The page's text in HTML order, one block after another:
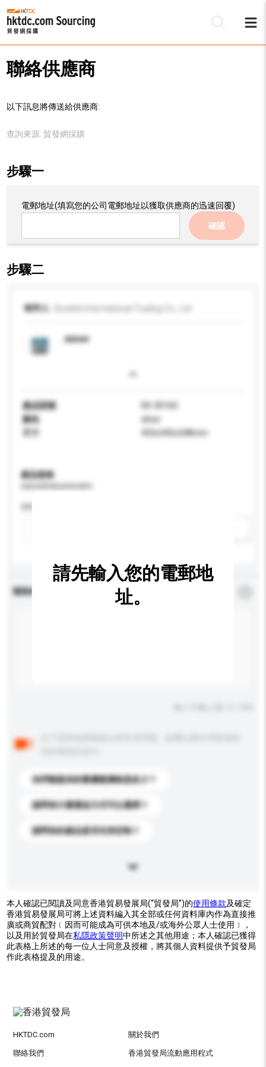
聯絡供應商
以下訊息將傳送給供應商:
查詢來源: 貿發網採購
步驟一
電郵地址(填寫您的公司電郵地址以獲取供應商的迅速回覆)
確認
步驟二
收件人
Juicer
產品型號
EK-3016S
顏色
silver
455x345x248mm
產品規格
查詢內容
你們能提供的最優惠價格是多少？
請問有什麼運送方式可以選擇？
請問你的產品是否支持定制？
請先輸入您的電郵地
址。
本人確認已閱讀及同意香港貿易發展局(“貿發局”)的使用條款及確定
香港貿易發展局可將上述資料編入其全部或任何資料庫內作為直接推
廣或商貿配對﹝因而可能成為可供本地及/或海外公眾人士使用﹞，
以及用於貿發局在私隱政策聲明中所述之其他用途；本人確認已獲得
此表格上所述的每一位人士同意及授權，將其個人資料提供予貿發局
作此表格提及的用途。
HKTDC.com 關於我們
聯絡我們 香港貿發局流動應用程式